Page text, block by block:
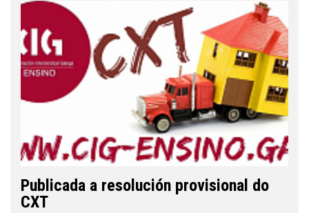
Publicada a resolución provisional do
CXT